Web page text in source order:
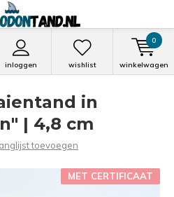
inloggen wishlist winkelwagen
0
in
| 4,8 cm
toevoegen
MET CERTIFICAAT